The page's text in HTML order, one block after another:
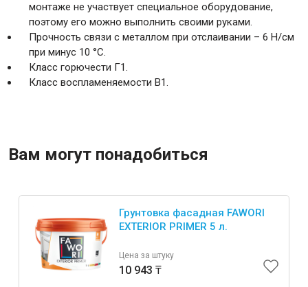
монтаже не участвует специальное оборудование,
поэтому его можно выполнить своими руками.
Прочность связи с металлом при отслаивании – 6 Н/см
при минус 10 °С.
Класс горючести Г1.
Класс воспламеняемости В1.
Вам могут понадобиться
Грунтовка фасадная FAWORI
EXTERIOR PRIMER 5 л.
Цена за штуку
10 943 ₸
Всё для дома и сада